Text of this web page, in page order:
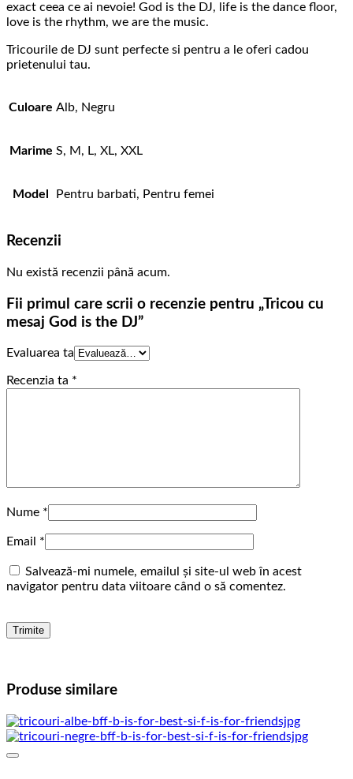
exact ceea ce ai nevoie! God is the DJ, life is the dance floor,
love is the rhythm, we are the music.
Tricourile de DJ sunt perfecte si pentru a le oferi cadou
prietenului tau.
Culoare Alb, Negru
Marime S, M, L, XL, XXL
Model Pentru barbati, Pentru femei
Recenzii
Nu există recenzii până acum.
Fii primul care scrii o recenzie pentru „Tricou cu
mesaj God is the DJ”
Evaluarea ta
Recenzia ta *
Nume *
Email *
Salvează-mi numele, emailul și site-ul web în acest
navigator pentru data viitoare când o să comentez.
Produse similare